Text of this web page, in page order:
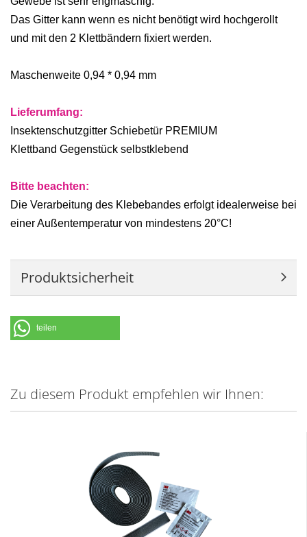
Das Gitter kann wenn es nicht benötigt wird hochgerollt
und mit den 2 Klettbändern fixiert werden.
Maschenweite 0,94 * 0,94 mm
Lieferumfang:
Insektenschutzgitter Schiebetür PREMIUM
Klettband Gegenstück selbstklebend
Bitte beachten:
Die Verarbeitung des Klebebandes erfolgt idealerweise bei
einer Außentemperatur von mindestens 20°C!
Produktsicherheit
teilen
Zu diesem Produkt empfehlen wir Ihnen: